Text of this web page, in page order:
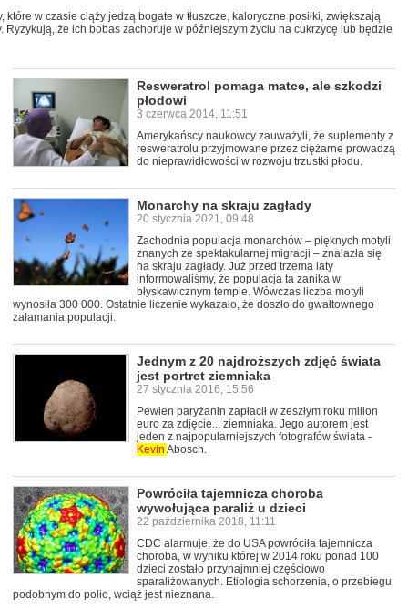
w czasie ciąży jedzą bogate w tłuszcze, kaloryczne posiłki, zwiększają
że ich bobas zachoruje w późniejszym życiu na cukrzycę lub będzie
Resweratrol pomaga matce, ale szkodzi
płodowi
3 czerwca 2014, 11:51
Amerykańscy naukowcy zauważyli, że suplementy z
resweratrolu przyjmowane przez ciężarne prowadzą
do nieprawidłowości w rozwoju trzustki płodu.
Monarchy na skraju zagłady
20 stycznia 2021, 09:48
Zachodnia populacja monarchów – pięknych motyli
znanych ze spektakularnej migracji – znalazła się
na skraju zagłady. Już przed trzema laty
informowaliśmy, że populacja ta zanika w
błyskawicznym tempie. Wówczas liczba motyli
wynosiła 300 000. Ostatnie liczenie wykazało, że doszło do gwałtownego
załamania populacji.
Jednym z 20 najdroższych zdjęć świata
jest portret ziemniaka
27 stycznia 2016, 15:56
Pewien paryżanin zapłacił w zeszłym roku milion
euro za zdjęcie... ziemniaka. Jego autorem jest
jeden z najpopularniejszych fotografów świata -
Kevin Abosch.
Powróciła tajemnicza choroba
wywołująca paraliż u dzieci
22 października 2018, 11:11
CDC alarmuje, że do USA powróciła tajemnicza
choroba, w wyniku której w 2014 roku ponad 100
dzieci zostało przynajmniej częściowo
sparaliżowanych. Etiologia schorzenia, o przebiegu
podobnym do polio, wciąż jest nieznana.